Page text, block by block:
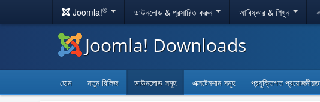
Joomla!® ডাউনলোড & প্রসারিত করুন আবিষ্কার & শিখুন
Joomla! Downloads
হোম নতুন রিলিজ ডাউনলোড সমূহ এক্সটেনশান সমূহ প্রযুক্তিগত